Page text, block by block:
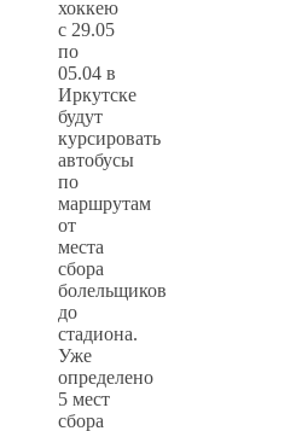
хоккею
с 29.05
по
05.04 в
Иркутске
будут
курсировать
автобусы
по
маршрутам
от
места
сбора
болельщиков
до
стадиона.
Уже
определено
5 мест
сбора